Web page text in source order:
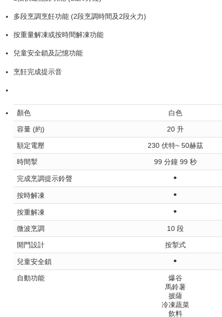
多段烹調烹飪功能 (2段烹調時間及2段火力)
按重量解凍或按時間解凍功能
兒童安全鎖及記憶功能
烹飪完成提示音
顏色 白色
容量 (約) 20 升
額定電壓 230 伏特~ 50赫茲
時間掣 99 分鐘 99 秒
完成烹調提示鈴聲 •
按時解凍 •
按重解凍 •
微波烹調 10 段
開門設計 按掣式
兒童安全鎖 •
自動功能
爆谷
馬鈴薯
披薩
冷凍蔬菜
飲料